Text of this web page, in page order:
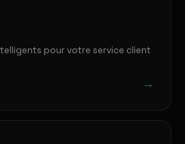
pour votre service client
→